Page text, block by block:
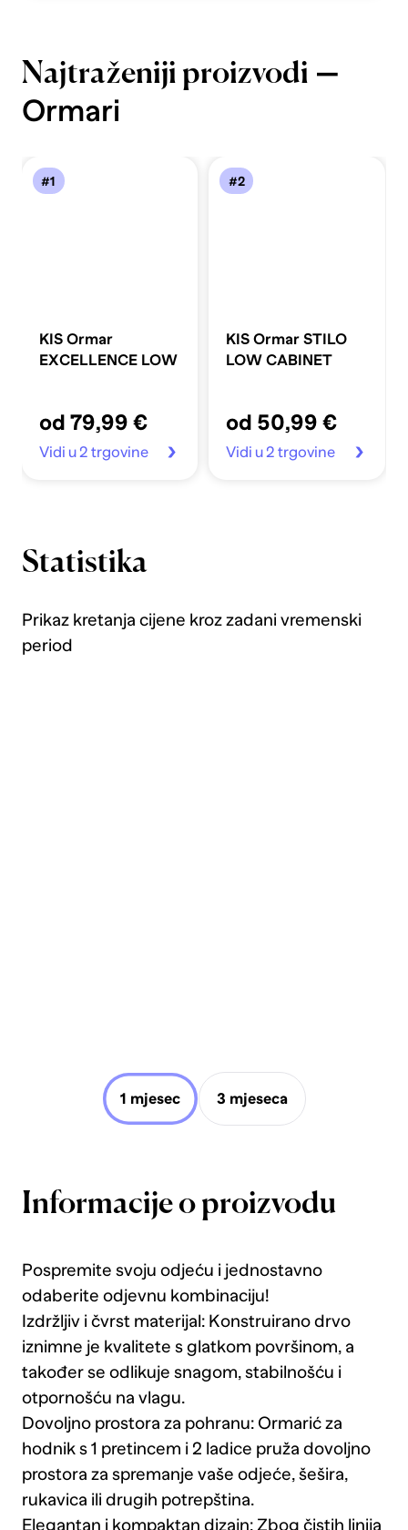
Najtraženiji proizvodi —
Ormari
#1
KIS Ormar
EXCELLENCE LOW
od 79,99 €
Vidi u 2 trgovine
#2
KIS Ormar STILO
LOW CABINET
od 50,99 €
Vidi u 2 trgovine
Statistika
Prikaz kretanja cijene kroz zadani vremenski
period
1 mjesec 3 mjeseca
Informacije o proizvodu
Pospremite svoju odjeću i jednostavno
odaberite odjevnu kombinaciju!
Izdržljiv i čvrst materijal: Konstruirano drvo
iznimne je kvalitete s glatkom površinom, a
također se odlikuje snagom, stabilnošću i
otpornošću na vlagu.
Dovoljno prostora za pohranu: Ormarić za
hodnik s 1 pretincem i 2 ladice pruža dovoljno
prostora za spremanje vaše odjeće, šešira,
rukavica ili drugih potrepština.
Elegantan i kompaktan dizajn: Zbog čistih linija